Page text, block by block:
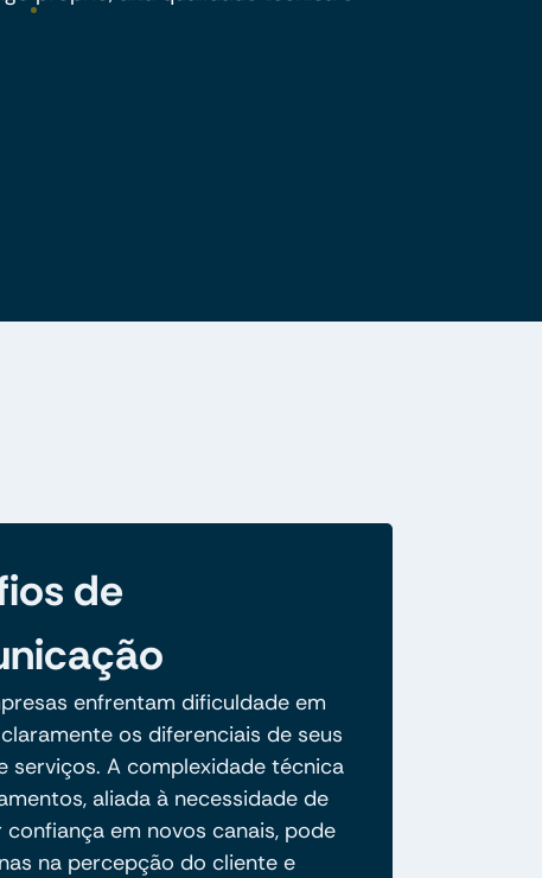
de
enfrentam dificuldade em
os diferenciais de seus
serviços. A complexidade técnica
aliada à necessidade de
em novos canais, pode
na percepção do cliente e